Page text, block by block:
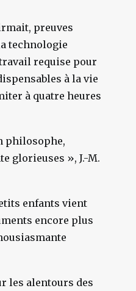
preuves
technologie
requise pour
à la vie
à quatre heures
philosophe,
glorieuses », J.-M.
enfants vient
encore plus
les alentours des